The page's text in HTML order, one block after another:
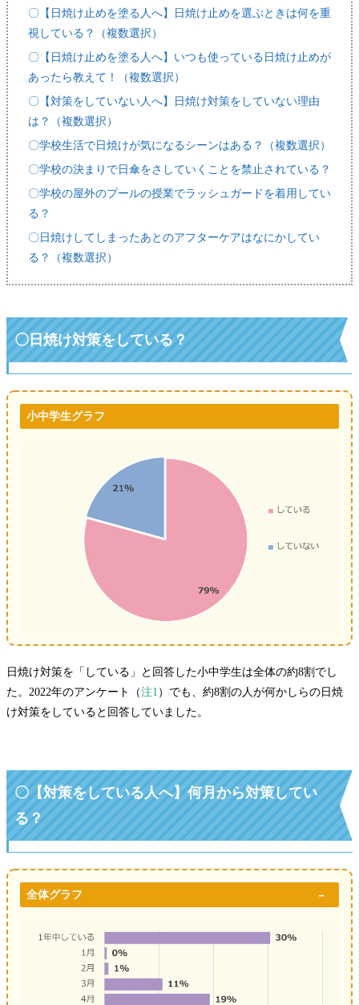
〇【日焼け止めを塗る人へ】日焼け止めを選ぶときは何を重
視している？（複数選択）
〇【日焼け止めを塗る人へ】いつも使っている日焼け止めが
あったら教えて！（複数選択）
〇【対策をしていない人へ】日焼け対策をしていない理由
は？（複数選択）
〇学校生活で日焼けが気になるシーンはある？（複数選択）
〇学校の決まりで日傘をさしていくことを禁止されている？
〇学校の屋外のプールの授業でラッシュガードを着用してい
る？
〇日焼けしてしまったあとのアフターケアはなにかしてい
る？（複数選択）
〇日焼け対策をしている？
小中学生グラフ
日焼け対策を「している」と回答した小中学生は全体の約8割でし
た。2022年のアンケート（注1 ）でも、約8割の人が何かしらの日焼
け対策をしていると回答していました。
〇【対策をしている人へ】何月から対策してい
る？
全体グラフ